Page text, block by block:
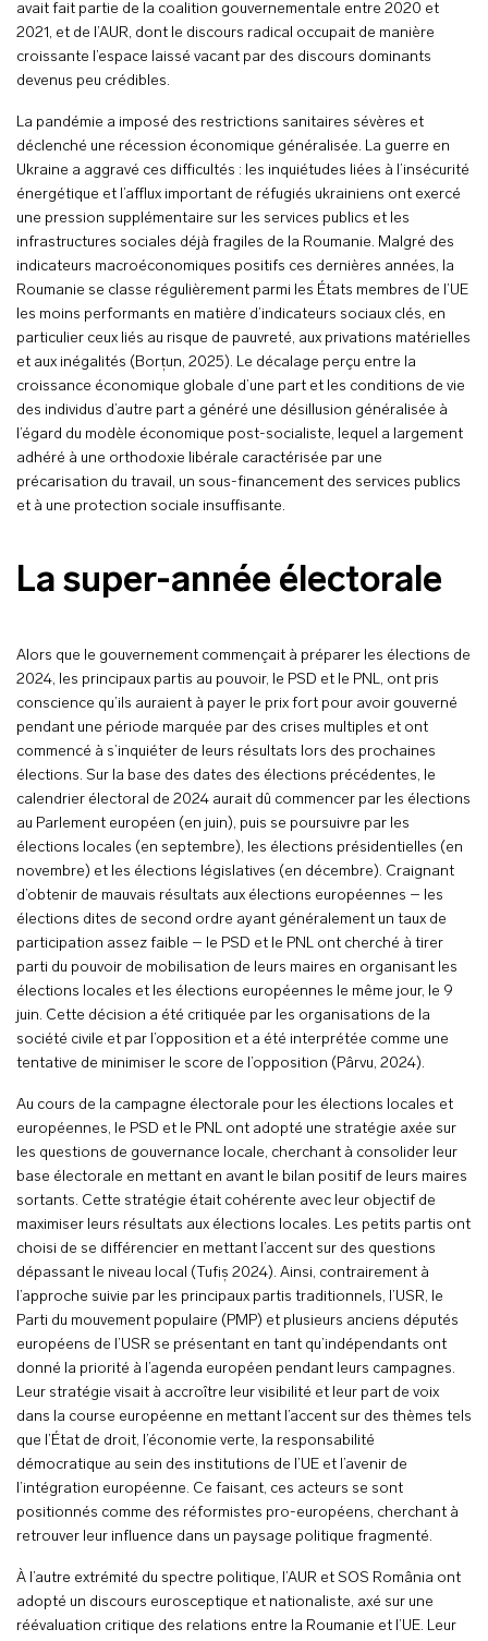
avait fait partie de la coalition gouvernementale entre 2020 et
2021, et de l’AUR, dont le discours radical occupait de manière
croissante l’espace laissé vacant par des discours dominants
devenus peu crédibles.
La pandémie a imposé des restrictions sanitaires sévères et
déclenché une récession économique généralisée. La guerre en
Ukraine a aggravé ces difficultés : les inquiétudes liées à l’insécurité
énergétique et l’afflux important de réfugiés ukrainiens ont exercé
une pression supplémentaire sur les services publics et les
infrastructures sociales déjà fragiles de la Roumanie. Malgré des
indicateurs macroéconomiques positifs ces dernières années, la
Roumanie se classe régulièrement parmi les États membres de l’UE
les moins performants en matière d’indicateurs sociaux clés, en
particulier ceux liés au risque de pauvreté, aux privations matérielles
et aux inégalités (Borțun, 2025). Le décalage perçu entre la
croissance économique globale d’une part et les conditions de vie
des individus d’autre part a généré une désillusion généralisée à
l’égard du modèle économique post-socialiste, lequel a largement
adhéré à une orthodoxie libérale caractérisée par une
précarisation du travail, un sous-financement des services publics
et à une protection sociale insuffisante.
La super-année électorale
Alors que le gouvernement commençait à préparer les élections de
2024, les principaux partis au pouvoir, le PSD et le PNL, ont pris
conscience qu’ils auraient à payer le prix fort pour avoir gouverné
pendant une période marquée par des crises multiples et ont
commencé à s’inquiéter de leurs résultats lors des prochaines
élections. Sur la base des dates des élections précédentes, le
calendrier électoral de 2024 aurait dû commencer par les élections
au Parlement européen (en juin), puis se poursuivre par les
élections locales (en septembre), les élections présidentielles (en
novembre) et les élections législatives (en décembre). Craignant
d’obtenir de mauvais résultats aux élections européennes – les
élections dites de second ordre ayant généralement un taux de
participation assez faible – le PSD et le PNL ont cherché à tirer
parti du pouvoir de mobilisation de leurs maires en organisant les
élections locales et les élections européennes le même jour, le 9
juin. Cette décision a été critiquée par les organisations de la
société civile et par l’opposition et a été interprétée comme une
tentative de minimiser le score de l’opposition (Pârvu, 2024).
Au cours de la campagne électorale pour les élections locales et
européennes, le PSD et le PNL ont adopté une stratégie axée sur
les questions de gouvernance locale, cherchant à consolider leur
base électorale en mettant en avant le bilan positif de leurs maires
sortants. Cette stratégie était cohérente avec leur objectif de
maximiser leurs résultats aux élections locales. Les petits partis ont
choisi de se différencier en mettant l’accent sur des questions
dépassant le niveau local (Tufiș 2024). Ainsi, contrairement à
l’approche suivie par les principaux partis traditionnels, l’USR, le
Parti du mouvement populaire (PMP) et plusieurs anciens députés
européens de l’USR se présentant en tant qu’indépendants ont
donné la priorité à l’agenda européen pendant leurs campagnes.
Leur stratégie visait à accroître leur visibilité et leur part de voix
dans la course européenne en mettant l’accent sur des thèmes tels
que l’État de droit, l’économie verte, la responsabilité
démocratique au sein des institutions de l’UE et l’avenir de
l’intégration européenne. Ce faisant, ces acteurs se sont
positionnés comme des réformistes pro-européens, cherchant à
retrouver leur influence dans un paysage politique fragmenté.
À l’autre extrémité du spectre politique, l’AUR et SOS România ont
adopté un discours eurosceptique et nationaliste, axé sur une
réévaluation critique des relations entre la Roumanie et l’UE. Leur